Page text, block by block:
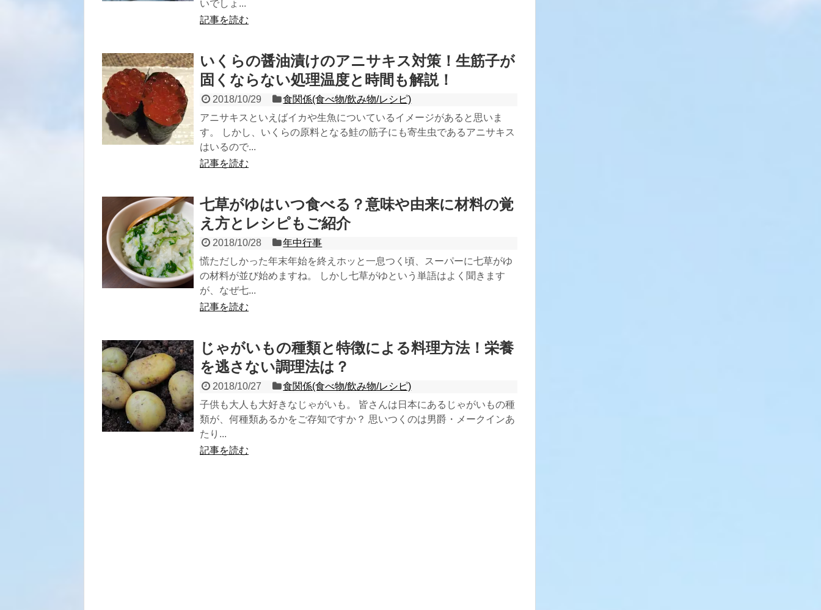
いでしょ...
記事を読む
いくらの醤油漬けのアニサキス対策！生筋子が
固くならない処理温度と時間も解説！
2018/10/29
食関係(食べ物/飲み物/レシピ)
アニサキスといえばイカや生魚についているイメージがあると思いま
す。 しかし、いくらの原料となる鮭の筋子にも寄生虫であるアニサキス
はいるので...
記事を読む
七草がゆはいつ食べる？意味や由来に材料の覚
え方とレシピもご紹介
2018/10/28
年中行事
慌ただしかった年末年始を終えホッと一息つく頃、スーパーに七草がゆ
の材料が並び始めますね。 しかし七草がゆという単語はよく聞きます
が、なぜ七...
記事を読む
じゃがいもの種類と特徴による料理方法！栄養
を逃さない調理法は？
2018/10/27
食関係(食べ物/飲み物/レシピ)
子供も大人も大好きなじゃがいも。 皆さんは日本にあるじゃがいもの種
類が、何種類あるかをご存知ですか？ 思いつくのは男爵・メークインあ
たり...
記事を読む